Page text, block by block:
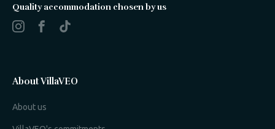
Quality accommodation chosen by us
About VillaVEO
About us